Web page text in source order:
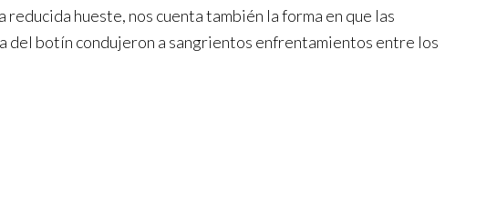
reducida hueste, nos cuenta también la forma en que las
del botín condujeron a sangrientos enfrentamientos entre los